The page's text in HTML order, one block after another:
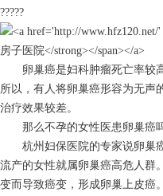
?????
卵巢癌是妇科肿瘤死亡率较高
所以，有人将卵巢癌形容为无声
治疗效果较差。
那么不孕的女性医患卵巢癌
杭州妇保医院的专家说卵巢癌
流产的女性就属卵巢癌高危人群
变而导致癌变，形成卵巢上皮癌